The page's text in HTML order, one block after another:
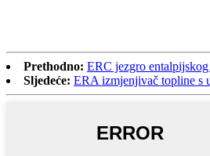
Prethodno: ERC jezgro
Sljedeće: ERA izmjenjivač topline s